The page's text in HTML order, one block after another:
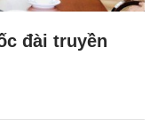
đài truyền